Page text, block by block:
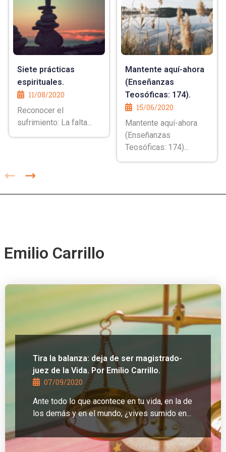
Siete prácticas
espirituales.
11/08/2020
Reconocer el
sufrimiento: La falta...
Mantente aquí-ahora
(Enseñanzas
Teosóficas: 174).
15/06/2020
Mantente aquí-ahora
(Enseñanzas
Teosóficas: 174)...
Emilio Carrillo
Tira la balanza: deja de ser magistrado-
juez de la Vida. Por Emilio Carrillo.
07/09/2020
Ante todo lo que acontece en tu vida, en la de
los demás y en el mundo, ¿vives sumido en...